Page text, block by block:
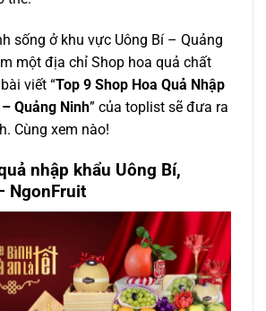
sống ở khu vực Uông Bí – Quảng
một địa chỉ Shop hoa quả chất
viết “Top 9 Shop Hoa Quả Nhập
Quảng Ninh” của toplist sẽ đưa ra
Cùng xem nào!
nhập khẩu Uông Bí,
NgonFruit